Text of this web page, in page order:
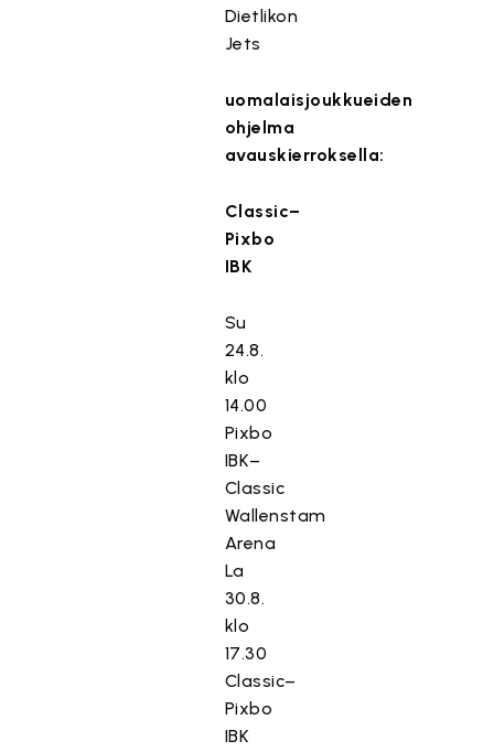
Dietlikon
Jets
uomalaisjoukkueiden
ohjelma
avauskierroksella:
Classic–
Pixbo
IBK
Su
24.8.
klo
14.00
Pixbo
IBK–
Classic
Wallenstam
Arena
La
30.8.
klo
17.30
Classic–
Pixbo
IBK